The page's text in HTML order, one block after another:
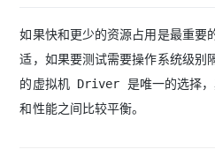
如果快和更少的资源占用是最重
适，如果要测试需要操作系统级
的虚拟机 Driver 是唯一的选择
和性能之间比较平衡。